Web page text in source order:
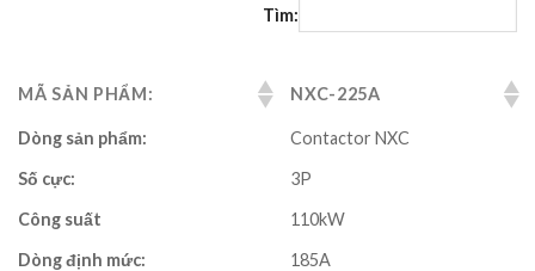
Tìm:
MÃ SẢN PHẨM: NXC-225A
Dòng sản phẩm:
Contactor NXC
Số cực:
3P
Công suất
110kW
Dòng định mức:
185A